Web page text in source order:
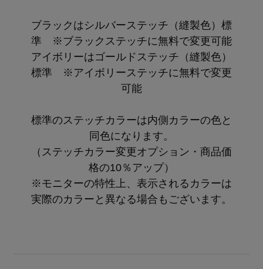
ブラックはシルバーステッチ（縫製色）標
準 ※ブラックステッチに無料で変更可能
アイボリーはゴールドステッチ（縫製色）
標準 ※アイボリーステッチに無料で変更
可能
標準のステッチカラーは内側カラーの色と
同色になります。
（ステッチカラー変更オプション・商品価
格の10％アップ）
※モニターの特性上、表示されるカラーは
実際のカラーと異なる場合もございます。